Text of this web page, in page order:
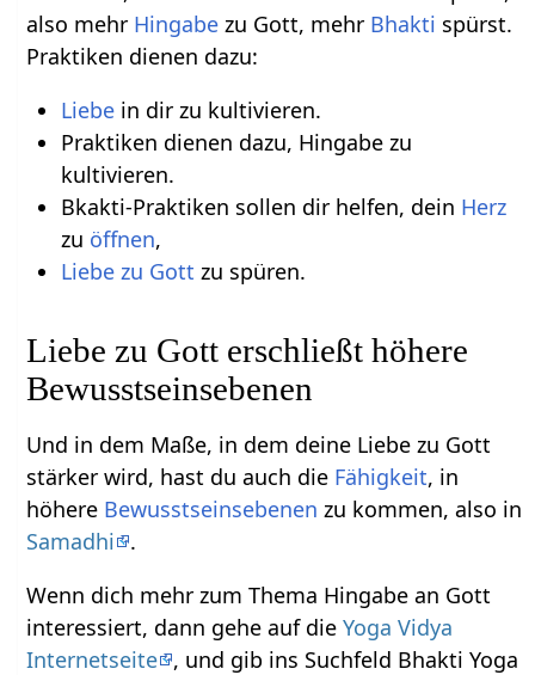
also mehr Hingabe zu Gott, mehr Bhakti spürst.
Praktiken dienen dazu:
Liebein dir zu kultivieren.
Praktiken dienen dazu, Hingabe zu
kultivieren.
Bkakti-Praktiken sollen dir helfen, dein Herz
zu öffnen,
Liebe zu Gott zu spüren.
Liebe zu Gott erschließt höhere
Bewusstseinsebenen
Und in dem Maße, in dem deine Liebe zu Gott
stärker wird, hast du auch die Fähigkeit, in
höhere Bewusstseinsebenen zu kommen, also in
Samadhi
.
Wenn dich mehr zum Thema Hingabe an Gott
interessiert, dann gehe auf dieYoga Vidya
Internetseite , und gib ins Suchfeld Bhakti Yoga